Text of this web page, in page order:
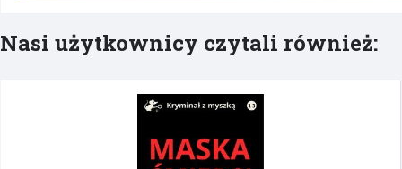
Nasi użytkownicy czytali również: